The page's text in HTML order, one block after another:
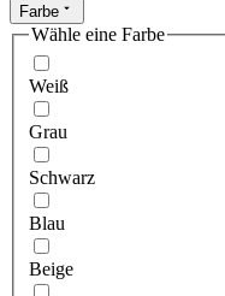
Farbe
Wähle eine Farbe
Weiß
Grau
Schwarz
Blau
Beige